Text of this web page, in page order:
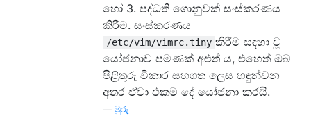
හෝ 3. පද්ධති ගොනුවක් සංස්කරණය
කිරීම. සංස්කරණය
/etc/vim/vimrc.tiny කිරීම සඳහා වූ
යෝජනාව පමණක් අළුත් ය, එහෙත් ඔබ
පිළිතුරු විකාර සහගත ලෙස හඳුන්වන
අතර ඒවා එකම දේ යෝජනා කරයි.
මුරු